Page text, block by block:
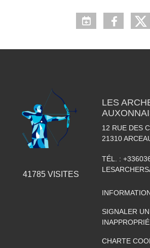
41785VISITES
LES
12 RUE DES
21310
TÉL. :
SIGNALER
INAPPROPRIÉ
CHARTE